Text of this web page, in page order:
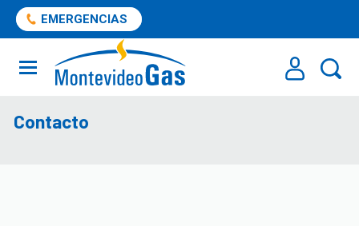
EMERGENCIAS
Contacto